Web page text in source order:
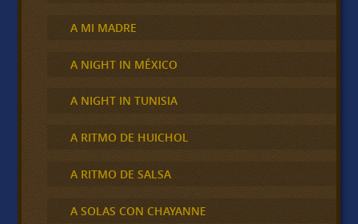
A MI MADRE
A NIGHT IN MÉXICO
A NIGHT IN TUNISIA
A RITMO DE HUICHOL
A RITMO DE SALSA
A SOLAS CON CHAYANNE